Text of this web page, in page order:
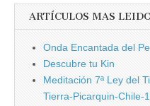
ARTÍCULOS MAS
Onda Encantada del
Descubre tu Kin
Meditación 7ª Ley del
Tierra-Picarquin-Chile-